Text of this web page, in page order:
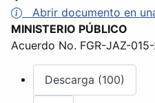
Abrir documento en
MINISTERIO PÚBLICO
Acuerdo No. FGR-JAZ-
Descarga (100)